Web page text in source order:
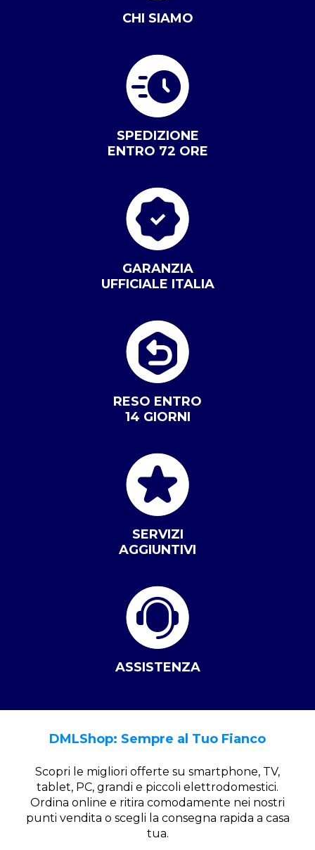
CHI SIAMO
SPEDIZIONE
ENTRO 72 ORE
GARANZIA
UFFICIALE ITALIA
RESO ENTRO
14 GIORNI
SERVIZI
AGGIUNTIVI
ASSISTENZA
DMLShop: Sempre al Tuo Fianco
Scopri le migliori offerte su smartphone, TV,
tablet, PC, grandi e piccoli elettrodomestici.
Ordina online e ritira comodamente nei nostri
punti vendita o scegli la consegna rapida a casa
tua.